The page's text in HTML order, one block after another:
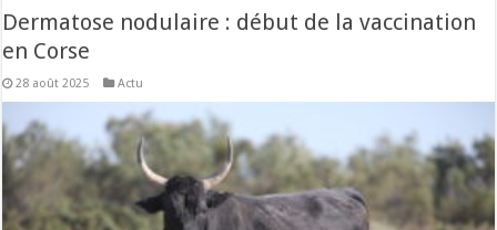
Dermatose nodulaire : début de la vaccination
en Corse
28 août 2025 Actu